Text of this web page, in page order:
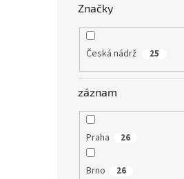
Značky
Česká nádrž 25
záznam
Praha 26
Brno 26